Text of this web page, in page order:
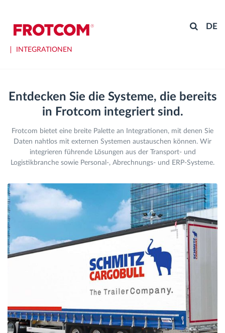
INTEGRATIONEN
DE
Entdecken Sie die Systeme, die bereits
in Frotcom integriert sind.
Frotcom bietet eine breite Palette an Integrationen, mit denen Sie
Daten nahtlos mit externen Systemen austauschen können. Wir
integrieren führende Lösungen aus der Transport- und
Logistikbranche sowie Personal-, Abrechnungs- und ERP-Systeme.